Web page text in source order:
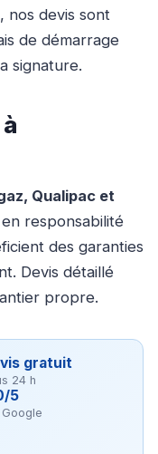
nos devis sont
de démarrage
signature.
Qualipac et
responsabilité
des garanties
Devis détaillé
propre.
gratuit
24 h
5